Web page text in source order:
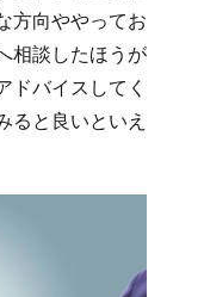
方向ややってお
相談したほうが
ドバイスしてく
ると良いといえ